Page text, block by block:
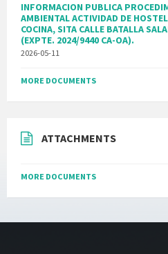
INFORMACION PUBLICA
AMBIENTAL ACTIVIDAD DE
COCINA, SITA CALLE BATALLA
(EXPTE. 2024/9440 CA-OA).
2026-05-11
MORE DOCUMENTS
ATTACHMENTS
MORE DOCUMENTS